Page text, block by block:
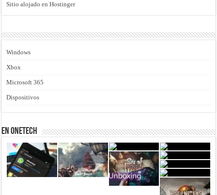
Sitio alojado en Hostinger
Windows
Xbox
Microsoft 365
Dispositivos
En Onetech